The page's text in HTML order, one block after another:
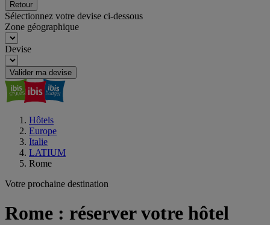
Retour
Sélectionnez votre devise ci-dessous
Zone géographique
Devise
Valider ma devise
Hôtels
Europe
Italie
LATIUM
Rome
Votre prochaine destination
Rome : réserver votre hôtel